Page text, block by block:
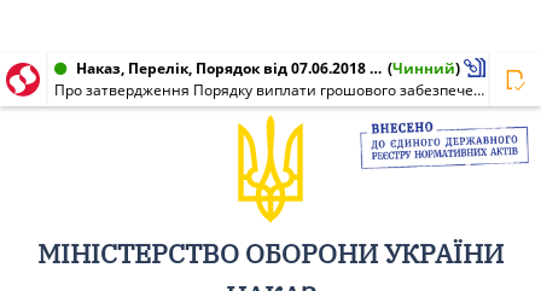
Наказ, Перелік, Порядок від 07.06.2018 № 260 (Чинний)
Про затвердження Порядку виплати грошового забезпечення військовослужбовцям Збройних Сил України та деяким іншим особам